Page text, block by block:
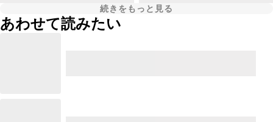
続きをもっと見る
あわせて読みたい